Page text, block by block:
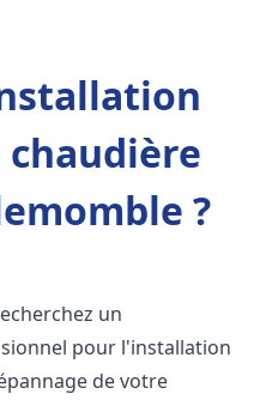
chaudière
?
un
pour l'installation
de votre